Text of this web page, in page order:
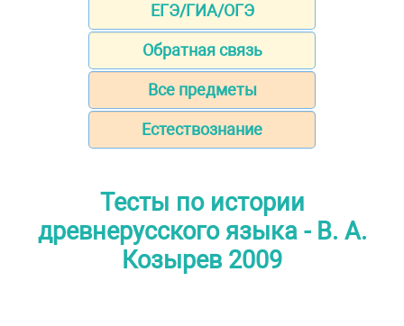
ЕГЭ/ГИА/ОГЭ
Обратная связь
Все предметы
Естествознание
Тесты по истории
древнерусского языка - В. А.
Козырев 2009